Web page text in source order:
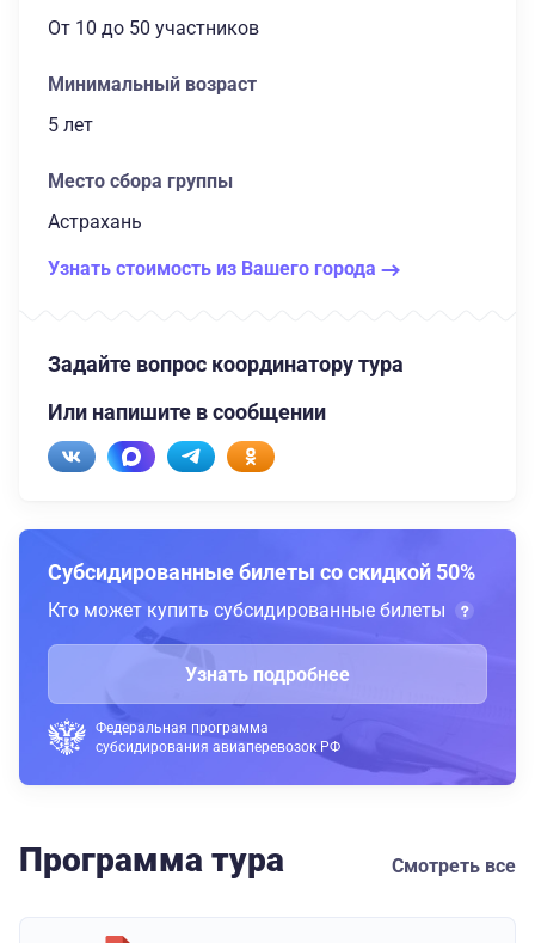
От 10 до 50 участников
Минимальный возраст
5 лет
Место сбора группы
Астрахань
Узнать стоимость из Вашего города
Задайте вопрос координатору тура
Или напишите в сообщении
Субсидированные билеты со скидкой 50%
Кто может купить субсидированные билеты
Узнать подробнее
Федеральная программа
субсидирования авиаперевозок РФ
Программа тура Смотреть все